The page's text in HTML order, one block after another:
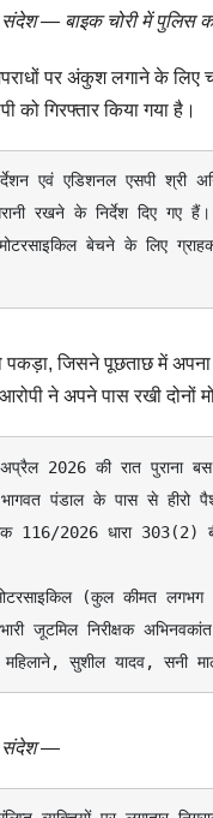
— बाइक चोरी में पुलिस
पर अंकुश लगाने के लिए
को गिरफ्तार किया गया है।
रखने के निर्देश दिए
बेचने के लिए
जिसने पूछताछ में अपना
ने अपने पास रखी दोनों
पंडाल के पास से हीरो
116/2026 धारा 303(2)
जूटमिल निरीक्षक
सुशील यादव, सनी
संदेश—